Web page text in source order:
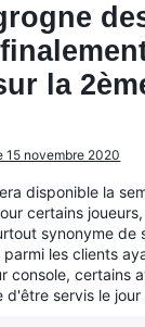
la
15 novembre 2020
disponible la
certains
synonyme de
les clients
console, certains
d'être servis le jour